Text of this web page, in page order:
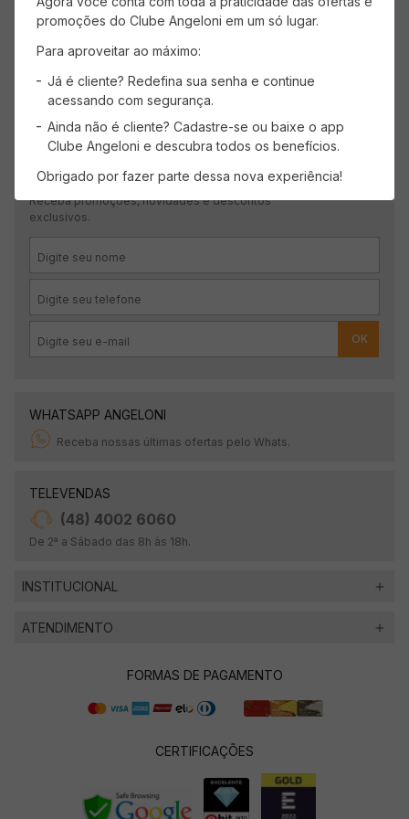
Mais recentes Todos
Carregando avaliações…
CADASTRE-SE
Receba promoções, novidades e descontos
exclusivos.
OK
WHATSAPP ANGELONI
Receba nossas últimas ofertas pelo Whats.
TELEVENDAS
(48) 4002 6060
De 2ª a Sábado das 8h às 18h.
INSTITUCIONAL
ATENDIMENTO
FORMAS DE PAGAMENTO
CERTIFICAÇÕES
promoções do Clube Angeloni em um só lugar.
Para aproveitar ao máximo:
Já é cliente? Redefina sua senha e continue
acessando com segurança.
Ainda não é cliente? Cadastre-se ou baixe o app
Clube Angeloni e descubra todos os benefícios.
Obrigado por fazer parte dessa nova experiência!